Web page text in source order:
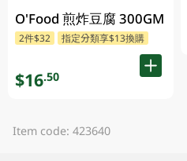
O'Food 煎炸豆腐 300GM
2件$32 指定分類享$13換購
$16.50
Item code: 423640